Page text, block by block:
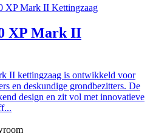
XP Mark II
II kettingzaag is ontwikkeld voor
en deskundige grondbezitters. De
design en zit vol met innovatieve